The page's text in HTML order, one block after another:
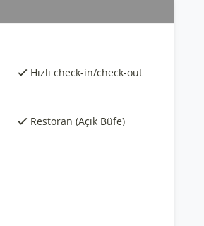
Hızlı check-in/check-out
Restoran (Açık Büfe)